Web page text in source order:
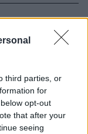
third parties, or
for
opt-out
that after your
seeing